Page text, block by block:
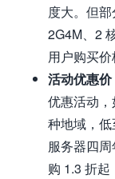
度大。但
2G4M、2
用户购买价
活动优惠价
优惠活动，
种地域，
服务器四
购 1.3 折起